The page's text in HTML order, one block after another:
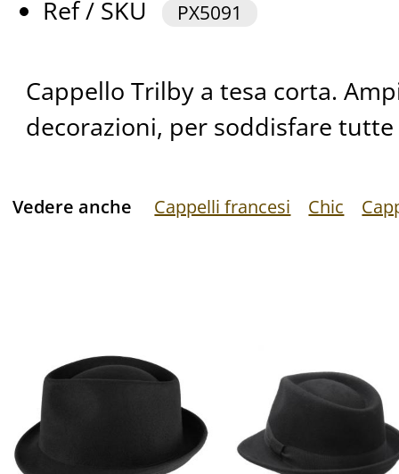
Ref / SKU
PX5091
Cappello Trilby a tesa corta.
decorazioni, per soddisfare tutte
Vedere anche Cappelli francesi Chic